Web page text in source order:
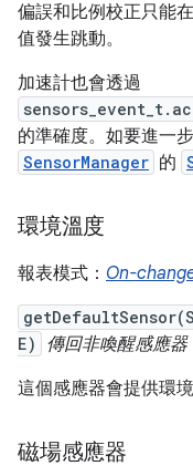
偏誤和比例校正只能
值發生跳動。
加速計也會透過
的準確度。如要進一
SensorManager 的
環境溫度
報表模式： On-
E)
傳回非喚醒感應器
這個感應器會提供環
磁場感應器